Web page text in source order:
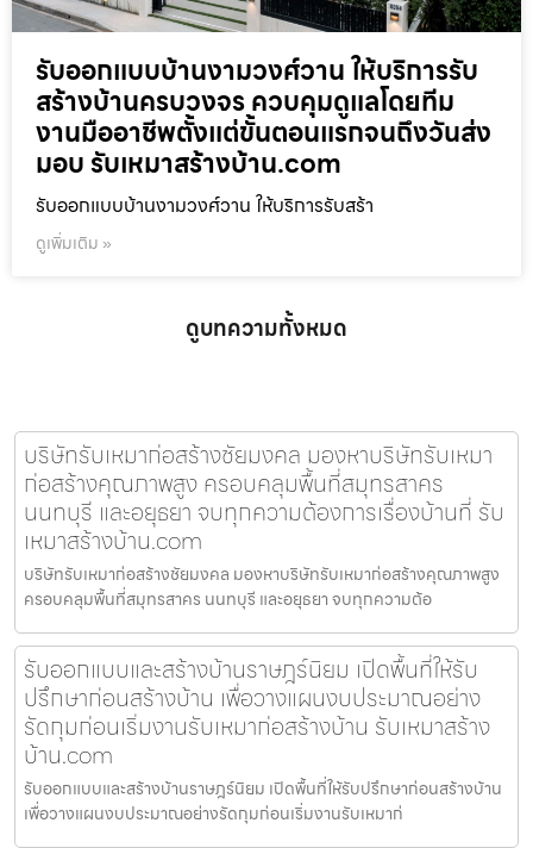
รับออกแบบบ้านงามวงศ์วาน ให้บริการรับ
สร้างบ้านครบวงจร ควบคุมดูแลโดยทีม
งานมืออาชีพตั้งแต่ขั้นตอนแรกจนถึงวันส่ง
มอบ รับเหมาสร้างบ้าน.com
รับออกแบบบ้านงามวงศ์วาน ให้บริการรับสร้า
ดูเพิ่มเติม »
ดูบทความทั้งหมด
บริษัทรับเหมาก่อสร้างชัยมงคล มองหาบริษัทรับเหมา
ก่อสร้างคุณภาพสูง ครอบคลุมพื้นที่สมุทรสาคร
นนทบุรี และอยุธยา จบทุกความต้องการเรื่องบ้านที่ รับ
เหมาสร้างบ้าน.com
บริษัทรับเหมาก่อสร้างชัยมงคล มองหาบริษัทรับเหมาก่อสร้างคุณภาพสูง
ครอบคลุมพื้นที่สมุทรสาคร นนทบุรี และอยุธยา จบทุกความต้อ
รับออกแบบและสร้างบ้านราษฎร์นิยม เปิดพื้นที่ให้รับ
ปรึกษาก่อนสร้างบ้าน เพื่อวางแผนงบประมาณอย่าง
รัดกุมก่อนเริ่มงานรับเหมาก่อสร้างบ้าน รับเหมาสร้าง
บ้าน.com
รับออกแบบและสร้างบ้านราษฎร์นิยม เปิดพื้นที่ให้รับปรึกษาก่อนสร้างบ้าน
เพื่อวางแผนงบประมาณอย่างรัดกุมก่อนเริ่มงานรับเหมาก่